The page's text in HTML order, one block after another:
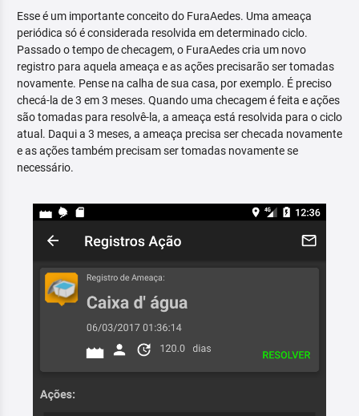
Esse é um importante conceito do FuraAedes. Uma ameaça
periódica só é considerada resolvida em determinado ciclo.
Passado o tempo de checagem, o FuraAedes cria um novo
registro para aquela ameaça e as ações precisarão ser tomadas
novamente. Pense na calha de sua casa, por exemplo. É preciso
checá-la de 3 em 3 meses. Quando uma checagem é feita e ações
são tomadas para resolvê-la, a ameaça está resolvida para o ciclo
atual. Daqui a 3 meses, a ameaça precisa ser checada novamente
e as ações também precisam ser tomadas novamente se
necessário.